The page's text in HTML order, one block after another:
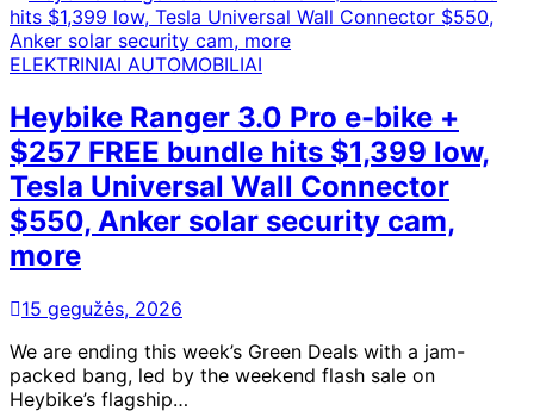
ELEKTRINIAI AUTOMOBILIAI
Heybike Ranger 3.0 Pro e-bike +
$257 FREE bundle hits $1,399 low,
Tesla Universal Wall Connector
$550, Anker solar security cam,
more
15 gegužės, 2026
We are ending this week’s Green Deals with a jam-
packed bang, led by the weekend flash sale on
Heybike’s flagship…